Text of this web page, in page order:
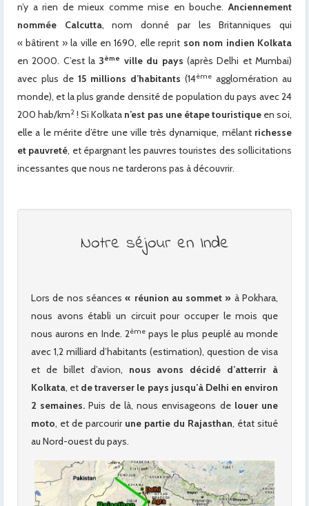
n’y a rien de mieux comme mise en bouche.Anciennement
nommée Calcutta, nom donné par les Britanniques qui
« bâtirent » la ville en 1690, elle reprit son nom indien Kolkata
en 2000. C’est la 3ème ville du pays (après Delhi et Mumbai)
avec plus de 15 millions d’habitants (14ème agglomération au
monde), et la plus grande densité de population du pays avec 24
200 hab/km2 ! Si Kolkata n’est pas une étape touristiqueen soi,
elle a le mérite d’être une ville très dynamique, mêlant richesse
et pauvreté, et épargnant les pauvres touristes des sollicitations
incessantes que nous ne tarderons pas à découvrir.
Notre séjour en Inde
Lors de nos séances« réunion au sommet » à Pokhara,
nous avons établi un circuit pour occuper le mois que
nous aurons en Inde. 2èmepays le plus peuplé au monde
avec 1,2 milliard d’habitants (estimation), question de visa
et de billet d’avion, nous avons décidé d’atterrir à
Kolkata, et de traverser le pays jusqu’à Delhi en environ
2 semaines. Puis de là, nous envisageons de louer une
moto, et de parcourir une partie du Rajasthan, état situé
au Nord-ouest du pays.